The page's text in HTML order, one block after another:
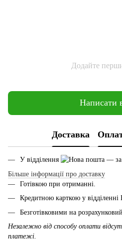
Додайте
Написати
Доставка
У відділення
— за
Більше інформації про доставку
Готівкою при отриманні.
Кредитною карткою у
Безготівковими на
Незалежно від способу оплати
платежі.